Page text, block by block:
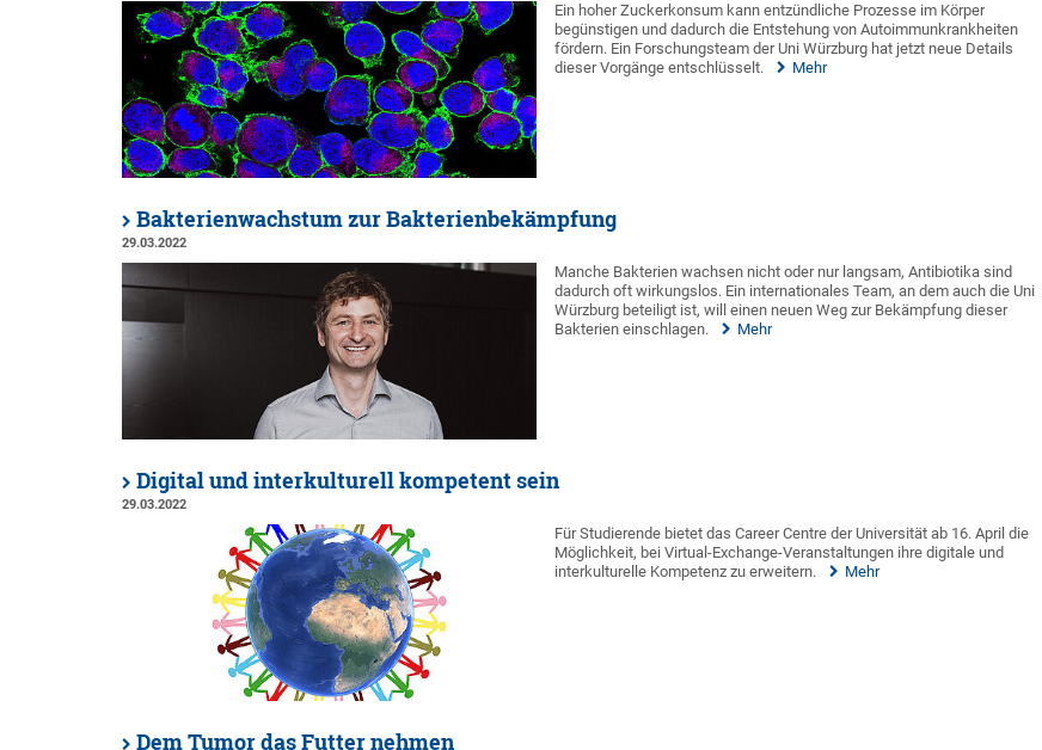
Ein hoher Zuckerkonsum kann entzündliche Prozesse im Körper
begünstigen und dadurch die Entstehung von Autoimmunkrankheiten
fördern. Ein Forschungsteam der Uni Würzburg hat jetzt neue Details
dieser Vorgänge entschlüsselt.
Mehr
Bakterienwachstum zur Bakterienbekämpfung
29.03.2022
Manche Bakterien wachsen nicht oder nur langsam, Antibiotika sind
dadurch oft wirkungslos. Ein internationales Team, an dem auch die Uni
Würzburg beteiligt ist, will einen neuen Weg zur Bekämpfung dieser
Bakterien einschlagen.
Mehr
Digital und interkulturell kompetent sein
29.03.2022
Für Studierende bietet das Career Centre der Universität ab 16. April die
Möglichkeit, bei Virtual-Exchange-Veranstaltungen ihre digitale und
interkulturelle Kompetenz zu erweitern.
Mehr
Dem Tumor das Futter nehmen